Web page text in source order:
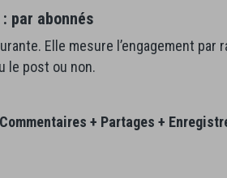
par abonnés
Elle mesure l’engagement
le post ou non.
+ Partages +